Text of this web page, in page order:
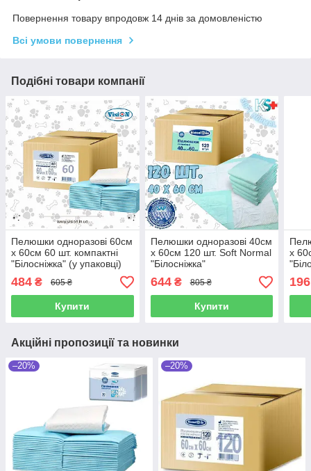
Повернення товару впродовж 14 днів за домовленістю
Всі умови повернення
Подібні товари компанії
Пелюшки одноразові 60см
х 60см 60 шт. компактні
"Білосніжка" (у упаковці)
484 ₴ 605 ₴
Купити
Пелюшки одноразові 40см
х 60см 120 шт. Soft Normal
"Білосніжка"
644₴ 805 ₴
Купити
х
196
Акційні пропозиції та новинки
–20% –20%